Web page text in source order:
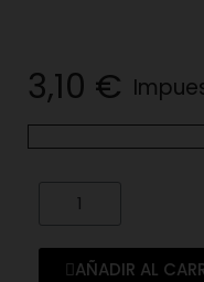
3,10 €
AÑADIR AL